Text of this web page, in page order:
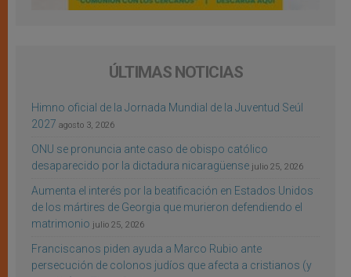
ÚLTIMAS NOTICIAS
Himno oficial de la Jornada Mundial de la Juventud Seúl
2027 agosto 3, 2026
ONU se pronuncia ante caso de obispo católico
desaparecido por la dictadura nicaragüense julio 25, 2026
Aumenta el interés por la beatificación en Estados Unidos
de los mártires de Georgia que murieron defendiendo el
matrimonio julio 25, 2026
Franciscanos piden ayuda a Marco Rubio ante
persecución de colonos judíos que afecta a cristianos (y